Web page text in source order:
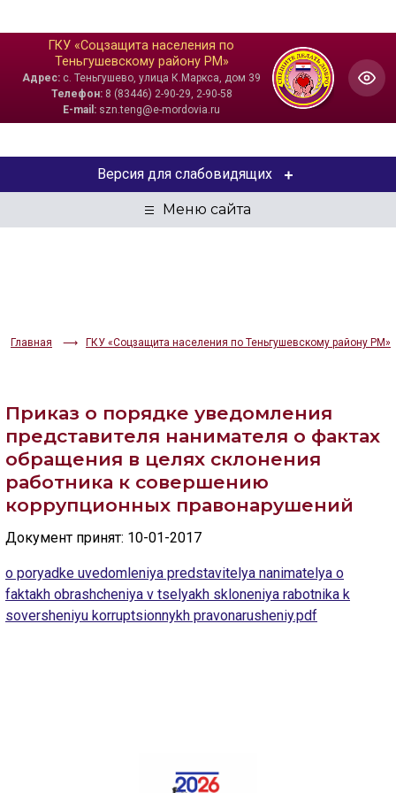
ГКУ «Соцзащита населения по
Теньгушевскому району РМ»
Адрес: с. Теньгушево, улица К.Маркса, дом 39
Телефон:8 (83446) 2-90-29, 2-90-58
E-mail: szn.teng@e-mordovia.ru
Главная ГКУ «Соцзащита населения по Теньгушевскому району РМ»
Версия для слабовидящих
ЦВЕТОВАЯ СХЕМА
Скрыть Ч/б
🔊 Включить озвучивание
Настройки по умолчанию
Настройки по умолчанию
Приказ о порядке уведомления
представителя нанимателя о фактах
обращения в целях склонения
работника к совершению
коррупционных правонарушений
Документ принят: 10-01-2017
o poryadke uvedomleniya predstavitelya nanimatelya o
faktakh obrashcheniya v tselyakh skloneniya rabotnika k
soversheniyu korruptsionnykh pravonarusheniy.pdf